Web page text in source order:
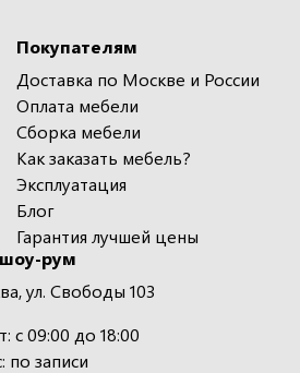
Покупателям
Доставка по Москве и России
Оплата мебели
Сборка мебели
Как заказать мебель?
Эксплуатация
Блог
Гарантия лучшей цены
рум
ул. Свободы 103
с 09:00 до 18:00
по записи